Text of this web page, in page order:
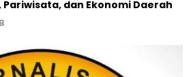
dan Ekonomi Daerah